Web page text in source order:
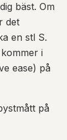
bäst. Om
det
en stl S.
i
ease) på
på